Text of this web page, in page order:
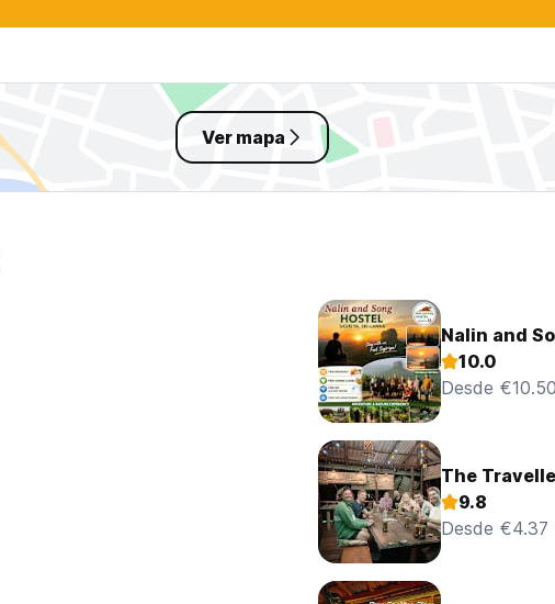
Ver mapa
Nalin and
10.0
Desde
The
9.8
Desde €4.37